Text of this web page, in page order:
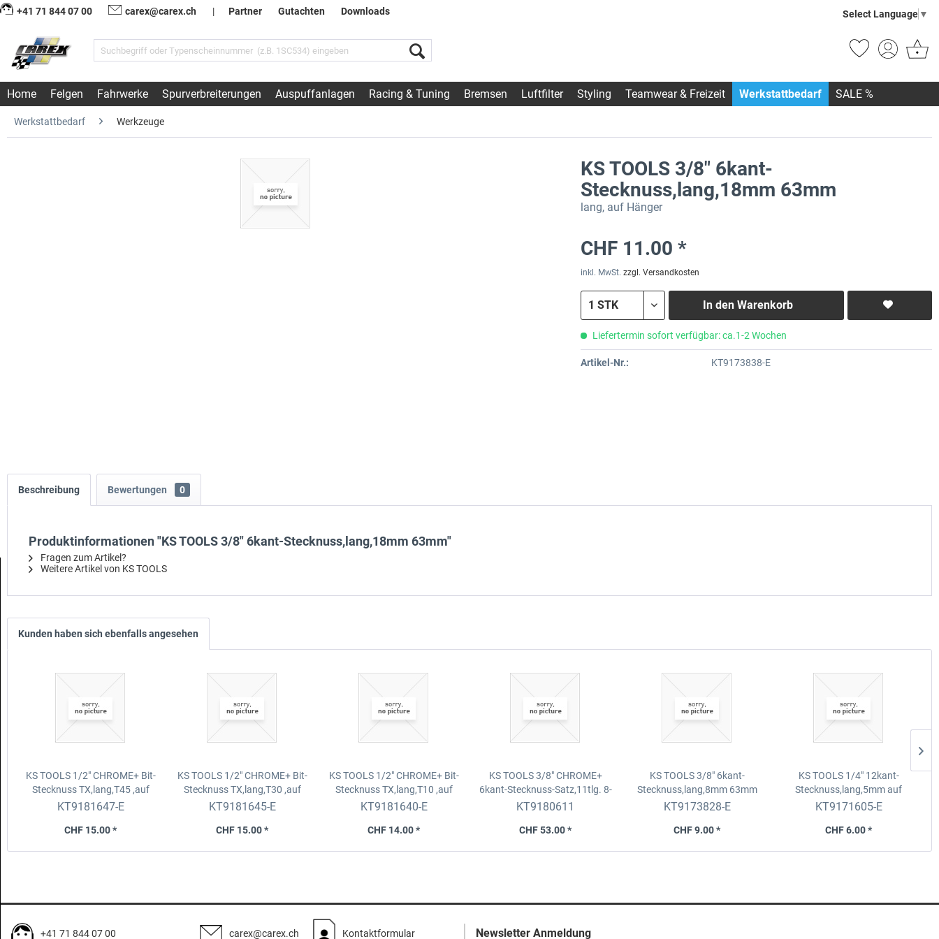
+41 71 844 07 00 carex@carex.ch | Partner Gutachten Downloads Select Language ▼
Home Felgen Fahrwerke Spurverbreiterungen Auspuffanlagen Racing & Tuning Bremsen Luftfilter Styling Teamwear & Freizeit Werkstattbedarf SALE %
Werkstattbedarf Werkzeuge
KS TOOLS 3/8" 6kant-
Stecknuss,lang,18mm 63mm
lang, auf Hänger
CHF 11.00 *
inkl. MwSt. zzgl. Versandkosten
In den Warenkorb
Liefertermin sofort verfügbar: ca.1-2 Wochen
Artikel-Nr.: KT9173838-E
Beschreibung Bewertungen 0
Produktinformationen "KS TOOLS 3/8" 6kant-Stecknuss,lang,18mm 63mm"
Fragen zum Artikel?
Weitere Artikel von KS TOOLS
Kunden haben sich ebenfalls angesehen
KS TOOLS 1/2" CHROME+ Bit-
Stecknuss TX,lang,T45 ,auf
Hänger
KT9181647-E
CHF 15.00 *
KS TOOLS 1/2" CHROME+ Bit-
Stecknuss TX,lang,T30 ,auf
Hänger
KT9181645-E
CHF 15.00 *
KS TOOLS 1/2" CHROME+ Bit-
Stecknuss TX,lang,T10 ,auf
Hänger
KT9181640-E
CHF 14.00 *
KS TOOLS 3/8" CHROME+
6kant-Stecknuss-Satz,11tlg. 8-
19mm,lang
KT9180611
CHF 53.00 *
KS TOOLS 3/8" 6kant-
Stecknuss,lang,8mm 63mm
lang,auf Hänger
KT9173828-E
CHF 9.00 *
KS TOOLS 1/4" 12kant-
Stecknuss,lang,5mm auf
Hänger
KT9171605-E
CHF 6.00 *
+41 71 844 07 00 carex@carex.ch Kontaktformular Newsletter Anmeldung